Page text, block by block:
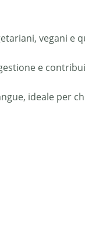
vegani e
e
ideale per